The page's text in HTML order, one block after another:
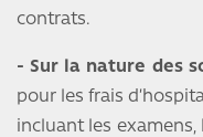
contrats.
- Sur la nature des
pour les frais
incluant les